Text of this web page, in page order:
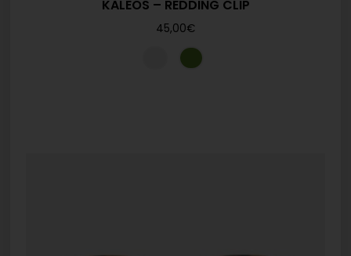
KALEOS – REDDING CLIP
45,00€